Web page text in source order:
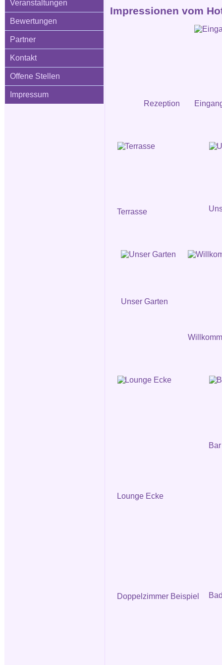
Veranstaltungen
Bewertungen
Partner
Kontakt
Offene Stellen
Impressum
Impressionen vom
Rezeption
Terrasse
Unser Garten
Lounge Ecke
Doppelzimmer Beispiel